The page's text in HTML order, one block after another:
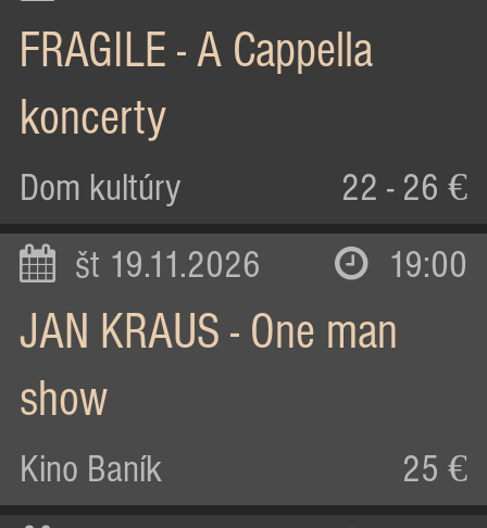
FRAGILE - A Cappella
koncerty
Dom kultúry 22 - 26 €
št 19.11.2026 19:00
JAN KRAUS - One man
show
Kino Baník 25 €